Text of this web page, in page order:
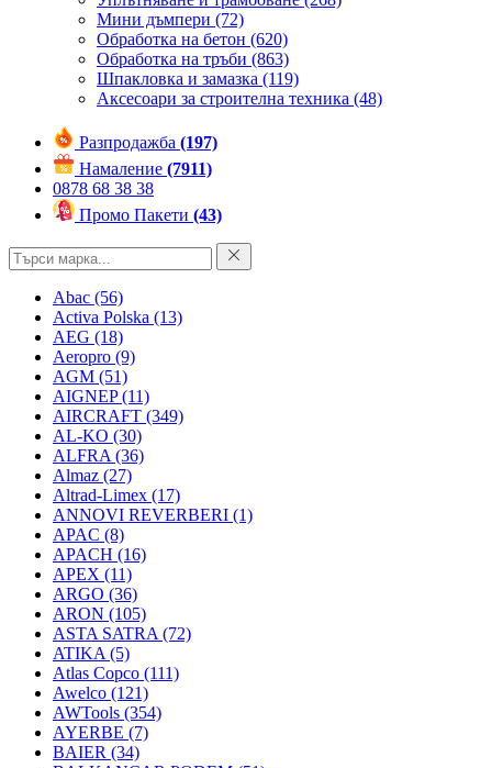
Мини дъмпери (72)
Обработка на бетон (620)
Обработка на тръби (863)
Шпакловка и замазка (119)
Аксесоари за строителна техника (48)
Разпродажба (197)
Намаление (7911)
0878 68 38 38
Промо Пакети (43)
Abac (56)
Activa Polska (13)
AEG (18)
Aeropro (9)
AGM (51)
AIGNEP(11)
AIRCRAFT (349)
AL-KO (30)
ALFRA (36)
Almaz (27)
Altrad-Limex (17)
ANNOVI REVERBERI (1)
APAC (8)
APACH (16)
APEX (11)
ARGO (36)
ARON (105)
ASTA SATRA (72)
ATIKA (5)
Atlas Copco (111)
Awelco (121)
AWTools (354)
AYERBE (7)
BAIER (34)